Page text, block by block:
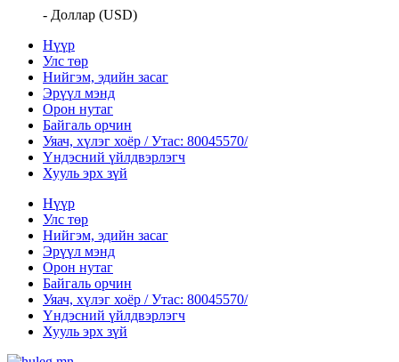
- Доллар (USD)
Нүүр
Улс төр
Нийгэм, эдийн засаг
Эрүүл мэнд
Орон нутаг
Байгаль орчин
Уяач, хүлэг хоёр / Утас: 80045570/
Үндэсний үйлдвэрлэгч
Хууль эрх зүй
Нүүр
Улс төр
Нийгэм, эдийн засаг
Эрүүл мэнд
Орон нутаг
Байгаль орчин
Уяач, хүлэг хоёр / Утас: 80045570/
Үндэсний үйлдвэрлэгч
Хууль эрх зүй